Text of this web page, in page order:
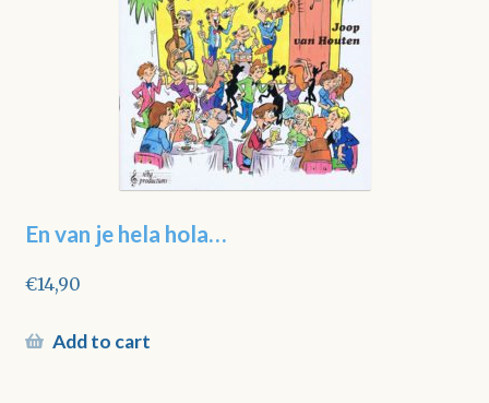
En van je hela hola…
€14,90
Add to cart